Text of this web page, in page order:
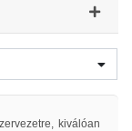
kiválóan